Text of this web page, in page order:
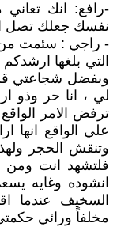
-رافع: انك
نفسك جعلك تصل
- راجي : سئمت من
التي بلغها
وبفضل شجاعتي
لي ، انا حر وذو
ترفض الامر
علي الواقع انها
وتنقش الحجر
فلتشهد انت
انشوده وغايه
السخيف عندما
مخلفاً ورائي